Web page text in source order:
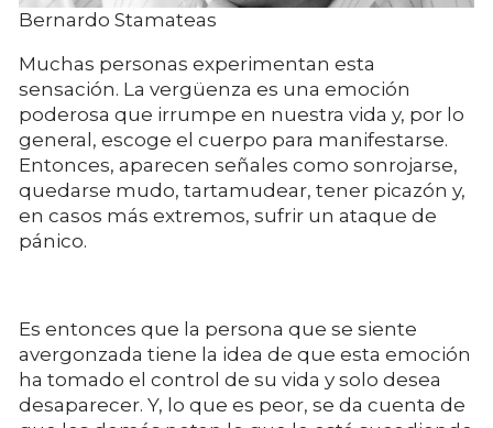
Bernardo Stamateas
Muchas personas experimentan esta
sensación. La vergüenza es una emoción
poderosa que irrumpe en nuestra vida y, por lo
general, escoge el cuerpo para manifestarse.
Entonces, aparecen señales como sonrojarse,
quedarse mudo, tartamudear, tener picazón y,
en casos más extremos, sufrir un ataque de
pánico.
Es entonces que la persona que se siente
avergonzada tiene la idea de que esta emoción
ha tomado el control de su vida y solo desea
desaparecer. Y, lo que es peor, se da cuenta de